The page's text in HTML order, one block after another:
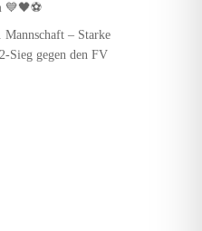
💙🖤⚽
Mannschaft – Starke
Sieg gegen den FV